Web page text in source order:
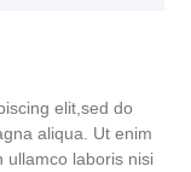
elit,sed do
aliqua. Ut enim
ullamco laboris nisi